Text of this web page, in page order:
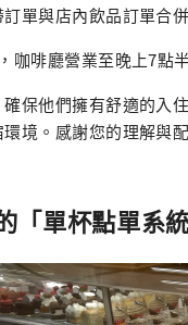
單與店內飲品訂單合
咖啡廳營業至晚上7點
保他們擁有舒適的入
境。感謝您的理解與
「單杯點單系